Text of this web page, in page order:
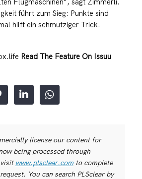
führt zum Sieg: Punkte sind
hilft ein schmutziger Trick.
Read The Feature On Issuu
license our content for
being processed through
visit www.plsclear.comto complete
You can search PLSclear by